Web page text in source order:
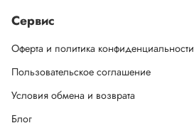
Сервис
Оферта и политика конфиденциальности
Пользовательское соглашение
Условия обмена и возврата
Блог